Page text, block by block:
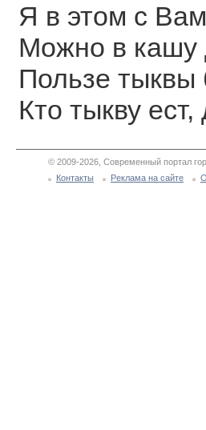
Я в этом с
Можно в кашу
Пользе
Кто тыкву
© 2009-2026, Современный портал
Контакты
Реклама на сайте